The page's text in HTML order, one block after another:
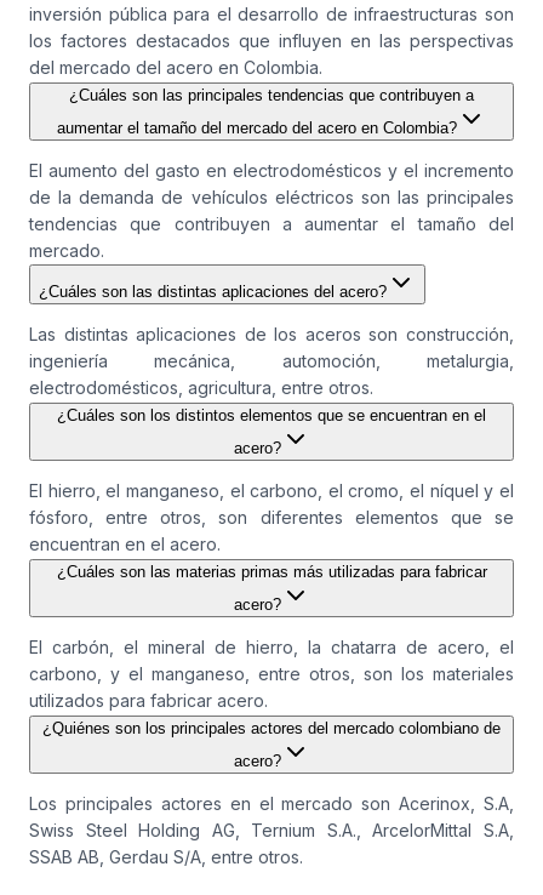
inversión pública para el desarrollo de infraestructuras son
los factores destacados que influyen en las perspectivas
del mercado del acero en Colombia.
¿Cuáles son las principales tendencias que contribuyen a
aumentar el tamaño del mercado del acero en Colombia?
El aumento del gasto en electrodomésticos y el incremento
de la demanda de vehículos eléctricos son las principales
tendencias que contribuyen a aumentar el tamaño del
mercado.
¿Cuáles son las distintas aplicaciones del acero?
Las distintas aplicaciones de los aceros son construcción,
ingeniería mecánica, automoción, metalurgia,
electrodomésticos, agricultura, entre otros.
¿Cuáles son los distintos elementos que se encuentran en el
acero?
El hierro, el manganeso, el carbono, el cromo, el níquel y el
fósforo, entre otros, son diferentes elementos que se
encuentran en el acero.
¿Cuáles son las materias primas más utilizadas para fabricar
acero?
El carbón, el mineral de hierro, la chatarra de acero, el
carbono, y el manganeso, entre otros, son los materiales
utilizados para fabricar acero.
¿Quiénes son los principales actores del mercado colombiano de
acero?
Los principales actores en el mercado son Acerinox, S.A,
Swiss Steel Holding AG, Ternium S.A., ArcelorMittal S.A,
SSAB AB, Gerdau S/A, entre otros.